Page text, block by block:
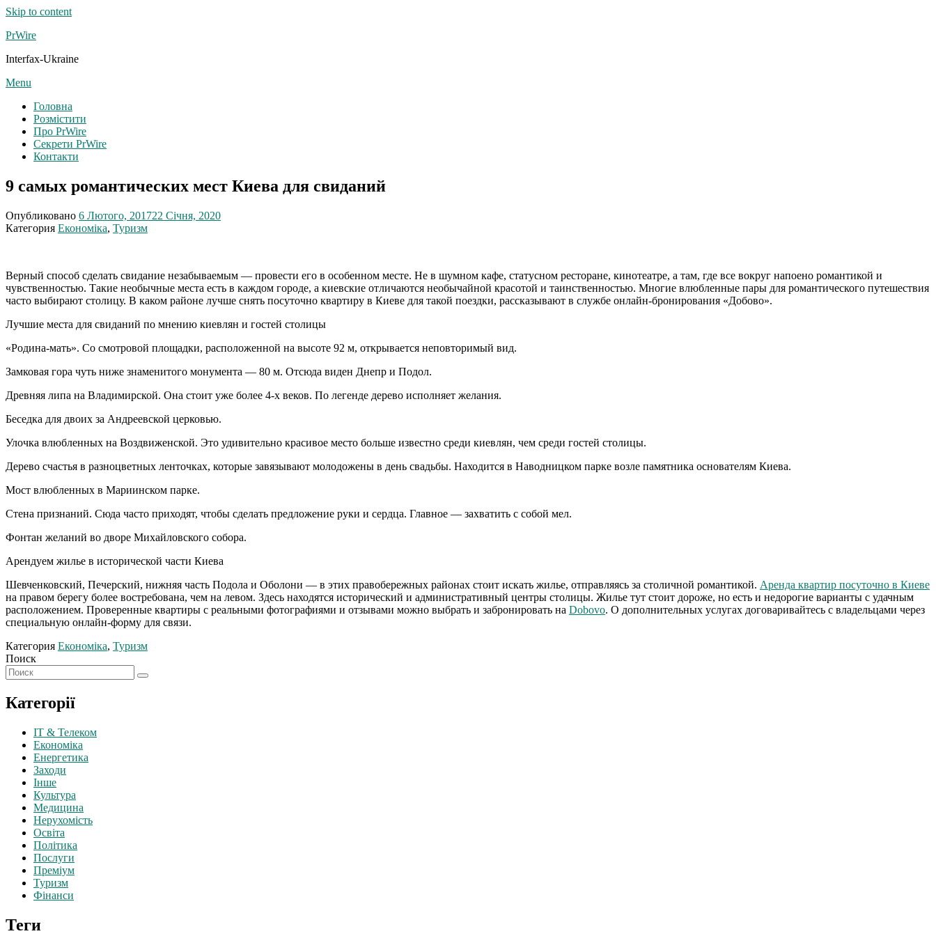
Skip to content
PrWire
Interfax-Ukraine
Menu
Головна
Розмістити
Про PrWire
Секрети PrWire
Контакти
9 самых романтических мест Киева для свиданий
Опубликовано 6 Лютого, 201722 Січня, 2020
Категория Економіка, Туризм
Верный способ сделать свидание незабываемым ― провести его в особенном месте. Не в шумном кафе, статусном ресторане, кинотеатре, а там, где все вокруг напоено романтикой и
чувственностью. Такие необычные места есть в каждом городе, а киевские отличаются необычайной красотой и таинственностью. Многие влюбленные пары для романтического путешествия
часто выбирают столицу. В каком районе лучше снять посуточно квартиру в Киеве для такой поездки, рассказывают в службе онлайн-бронирования «Добово».
Лучшие места для свиданий по мнению киевлян и гостей столицы
«Родина-мать». Со смотровой площадки, расположенной на высоте 92 м, открывается неповторимый вид.
Замковая гора чуть ниже знаменитого монумента ― 80 м. Отсюда виден Днепр и Подол.
Древняя липа на Владимирской. Она стоит уже более 4-х веков. По легенде дерево исполняет желания.
Беседка для двоих за Андреевской церковью.
Улочка влюбленных на Воздвиженской. Это удивительно красивое место больше известно среди киевлян, чем среди гостей столицы.
Дерево счастья в разноцветных ленточках, которые завязывают молодожены в день свадьбы. Находится в Наводницком парке возле памятника основателям Киева.
Мост влюбленных в Мариинском парке.
Стена признаний. Сюда часто приходят, чтобы сделать предложение руки и сердца. Главное — захватить с собой мел.
Фонтан желаний во дворе Михайловского собора.
Арендуем жилье в исторической части Киева
Шевченковский, Печерский, нижняя часть Подола и Оболони ― в этих правобережных районах стоит искать жилье, отправляясь за столичной романтикой. Аренда квартир посуточно в Киеве
на правом берегу более востребована, чем на левом. Здесь находятся исторический и административный центры столицы. Жилье тут стоит дороже, но есть и недорогие варианты с удачным
расположением. Проверенные квартиры с реальными фотографиями и отзывами можно выбрать и забронировать на Dobovo. О дополнительных услугах договаривайтесь с владельцами через
специальную онлайн-форму для связи.
Категория Економіка, Туризм
Поиск
Категорії
IT & Телеком
Економіка
Енергетика
Заходи
Інше
Культура
Медицина
Нерухомість
Освіта
Політика
Послуги
Преміум
Туризм
Фінанси
Теги